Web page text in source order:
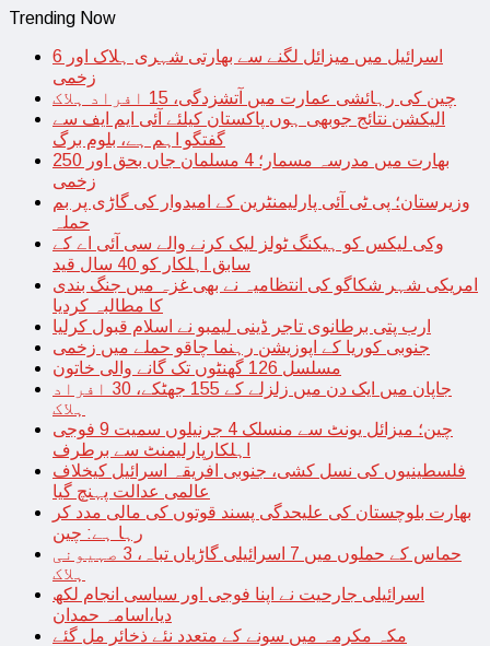
Trending Now
اسرائیل میں میزائل لگنے سے بھارتی شہری ہلاک اور 6
زخمی
چین کی رہائشی عمارت میں آتشزدگی، 15 افراد ہلاک
الیکشن نتائج جوبھی ہوں پاکستان کیلئے آئی ایم ایف سے
گفتگو اہم ہے، بلوم برگ
بھارت میں مدرسہ مسمار؛ 4 مسلمان جاں بحق اور 250
زخمی
وزیرستان؛ پی ٹی آئی پارلیمنٹرین کے امیدوار کی گاڑی پر بم
حملہ
وکی لیکس کو ہیکنگ ٹولز لیک کرنے والے سی آئی اے کے
سابق اہلکار کو 40 سال قید
امریکی شہر شکاگو کی انتظامیہ نے بھی غزہ میں جنگ بندی
کا مطالبہ کردیا
ارب پتی برطانوی تاجر ڈینی لیمبو نے اسلام قبول کرلیا
جنوبی کوریا کے اپوزیشن رہنما چاقو حملے میں زخمی
مسلسل 126 گھنٹوں تک گانے والی خاتون
جاپان میں ایک دن میں زلزلے کے 155 جھٹکے، 30 افراد
ہلاک
چین؛ میزائل یونٹ سے منسلک 4 جرنیلوں سمیت 9 فوجی
اہلکارپارلیمنٹ سے برطرف
فلسطینیوں کی نسل کشی، جنوبی افریقہ اسرائیل کیخلاف
عالمی عدالت پہنچ گیا
بھارت بلوچستان کی علیحدگی پسند قوتوں کی مالی مدد کر
رہا ہے: چین
حماس کے حملوں میں 7 اسرائیلی گاڑیاں تباہ، 3 صہیونی
ہلاک
اسرائیلی جارحیت نے اپنا فوجی اور سیاسی انجام لکھ
دیا،اسامہ حمدان
مکہ مکرمہ میں سونے کے متعدد نئے ذخائر مل گئے